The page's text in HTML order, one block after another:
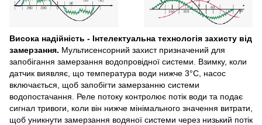
Висока надійність - Інтелектуальна технологія захисту від
замерзання. Мультисенсорний захист призначений для
запобігання замерзання водопровідної системи. Взимку, коли
датчик виявляє, що температура води нижче 3°C, насос
включається, щоб запобігти замерзанню системи
водопостачання. Реле потоку контролює потік води та подає
сигнал тривоги, коли він нижче мінімального значення витрати,
щоб уникнути замерзання водяної системи через низький потік